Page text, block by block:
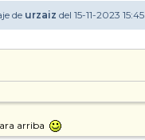
de urzaiz del 15-11-2023 15:45
arriba